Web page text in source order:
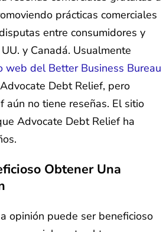
prácticas comerciales
entre consumidores y
y Canadá. Usualmente
web del Better Business Bureau
Debt Relief, pero
aún no tiene reseñas. El sitio
Advocate Debt Relief ha
Obtener Una
opinión puede ser beneficioso